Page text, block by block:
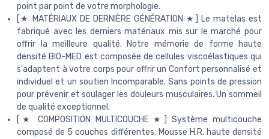
point par point de votre morphologie.
[★ MATÉRIAUX DE DERNIÈRE GÉNÉRATION ★] Le matelas est
fabriqué avec les derniers matériaux mis sur le marché pour
offrir la meilleure qualité. Notre mémorie de forme haute
densité BIO-MED est composée de cellules viscoélastiques qui
s'adaptent à votre corps pour offrir un Confort personnalisé et
individuel et un soutien Incomparable. Sans points de pression
pour prévenir et soulager les douleurs musculaires. Un sommeil
de qualité exceptionnel.
[★ COMPOSITION MULTICOUCHE ★] Système multicouche
composé de 5 couches différentes: Mousse H.R. haute densité